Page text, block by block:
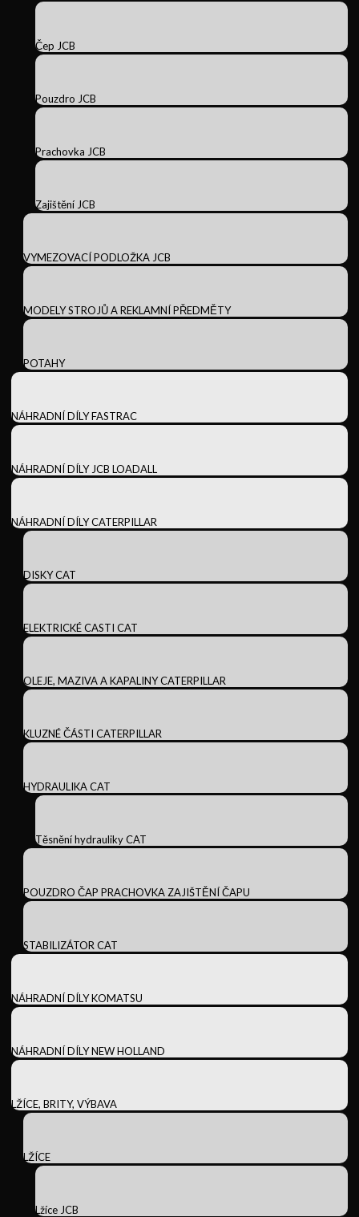
Čep JCB
Pouzdro JCB
Prachovka JCB
Zajištění JCB
VYMEZOVACÍ PODLOŽKA JCB
MODELY STROJŮ A REKLAMNÍ PŘEDMĚTY
POTAHY
NÁHRADNÍ DÍLY FASTRAC
NÁHRADNÍ DÍLY JCB LOADALL
NÁHRADNÍ DÍLY CATERPILLAR
DISKY CAT
ELEKTRICKÉ CASTI CAT
OLEJE, MAZIVA A KAPALINY CATERPILLAR
KLUZNÉ ČÁSTI CATERPILLAR
HYDRAULIKA CAT
Těsnění hydrauliky CAT
POUZDRO ČAP PRACHOVKA ZAJIŠTĚNÍ ČAPU
STABILIZÁTOR CAT
NÁHRADNÍ DÍLY KOMATSU
NÁHRADNÍ DÍLY NEW HOLLAND
LŽÍCE, BRITY, VÝBAVA
LŽÍCE
Lžíce JCB